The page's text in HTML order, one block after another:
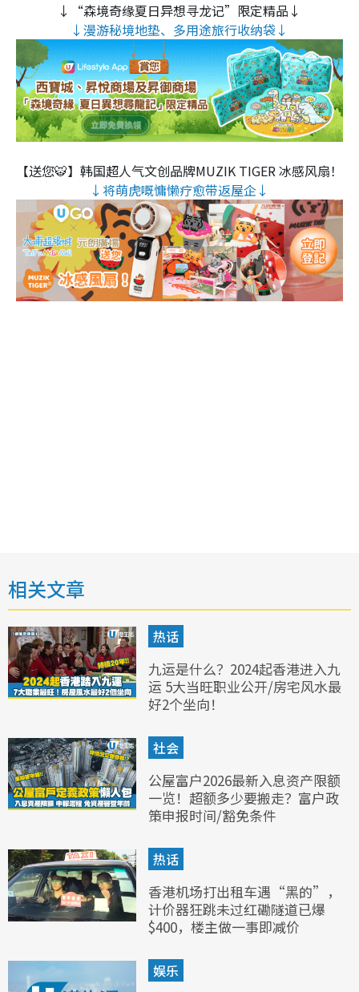
↓“森境奇缘夏日异想寻龙记”限定精品↓
↓漫游秘境地垫、多用途旅行收纳袋↓
【送您🐯】韩国超人气文创品牌MUZIK TIGER 冰感风扇！
↓将萌虎嘅慵懒疗愈带返屋企↓
相关文章
热话
九运是什么？2024起香港进入九
运 5大当旺职业公开/房宅风水最
好2个坐向！
社会
公屋富户2026最新入息资产限额
一览！超额多少要搬走？富户政
策申报时间/豁免条件
热话
香港机场打出租车遇“黑的”，
计价器狂跳未过红磡隧道已爆
$400，楼主做一事即减价
娱乐